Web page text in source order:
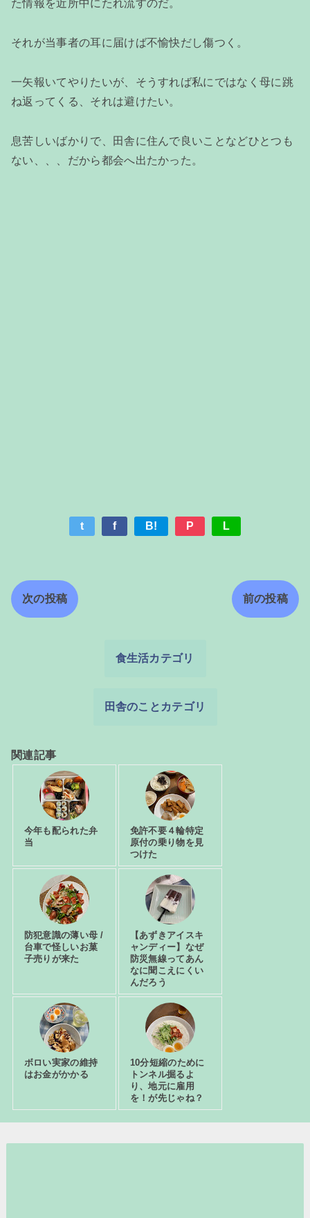
た情報を近所中にたれ流すのだ。
それが当事者の耳に届けば不愉快だし傷つく。
一矢報いてやりたいが、そうすれば私にではなく母に跳
ね返ってくる、それは避けたい。
息苦しいばかりで、田舎に住んで良いことなどひとつも
ない、、、だから都会へ出たかった。
t f B! P L
次の投稿 前の投稿
食生活カテゴリ
田舎のことカテゴリ
関連記事
今年も配られた弁
当
免許不要４輪特定
原付の乗り物を見
つけた
防犯意識の薄い母 /
台車で怪しいお菓
子売りが来た
【あずきアイスキ
ャンディー】なぜ
防災無線ってあん
なに聞こえにくい
んだろう
ボロい実家の維持
はお金がかかる
10分短縮のために
トンネル掘るよ
り、地元に雇用
を！が先じゃね？